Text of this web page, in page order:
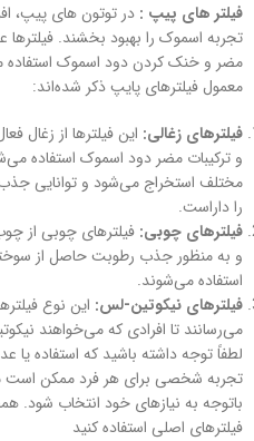
فیلتر های پیپ : در توتون های پیپ،
تجربه اسموک را بهبود بخشند. فیلترها
مضر و خنک کردن دود اسموک استفاده
معمول فیلترهای پایپ ذکر شده‌اند:
فیلترهای زغالی: این فیلترها از زغال
و ترکیبات مضر دود اسموک استفاده
مختلف استخراج می‌شود و توانایی جذب
را داراست.
فیلترهای چوبی: فیلترهای چوبی از
و به منظور جذب رطوبت حاصل از
استفاده می‌شوند.
فیلترهای نیکوتین-لس: این نوع
می‌رسانند تا افرادی که می‌خواهند
لطفاً توجه داشته باشید که استفاده یا
تجربه شخصی برای هر فرد ممکن
باتوجه به نیازهای خود انتخاب شود.
فیلترهای اصلی استفاده کنید